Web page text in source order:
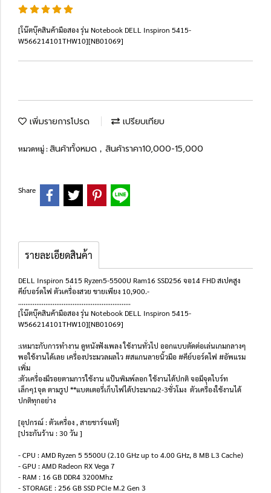
[โน๊ตบุ๊คสินค้ามือสอง รุ่น Notebook DELL Inspiron 5415-
W566214101THW10][NB01069]
เพิ่มรายการโปรด เปรียบเทียบ
หมวดหมู่ :สินค้าทั้งหมด , สินค้าราคา10,000-15,000
Share
รายละเอียดสินค้า
DELL Inspiron 5415 Ryzen5-5500U Ram16 SSD256 จอ14 FHD สเปคสูง
คีย์บอร์ดไฟ ตัวเครื่องสวย ขายเพียง 10,900.-
..............................................................
[โน๊ตบุ๊คสินค้ามือสอง รุ่น Notebook DELL Inspiron 5415-
W566214101THW10][NB01069]
:เหมาะกับการทำงาน ดูหนังฟังเพลง ใช้งานทั่วไป ออกแบบตัดต่อเล่นเกมกลางๆ
พอใช้งานได้เลย เครื่องประมวลผลไว #สแกนลายนิ้วมือ #คีย์บอร์ดไฟ #อัพแรม
เพิ่ม
:ตัวเครื่องมีรอยตามการใช้งาน แป้นพิมพ์ลอก ใช้งานได้ปกติ จอมีจุดไบร์ท
เล็กๆ1จุด ตามรูป **แบตเตอรี่เก็บไฟได้ประมาณ2-3ชั่วโมง ตัวเครื่องใช้งานได้
ปกติทุกอย่าง
[อุปกรณ์ : ตัวเครื่อง , สายชาร์จแท้]
[ประกันร้าน : 30 วัน ]
- CPU : AMD Ryzen 5 5500U (2.10 GHz up to 4.00 GHz, 8 MB L3 Cache)
- GPU : AMD Radeon RX Vega 7
- RAM : 16 GB DDR4 3200Mhz
- STORAGE : 256 GB SSD PCIe M.2 Gen 3